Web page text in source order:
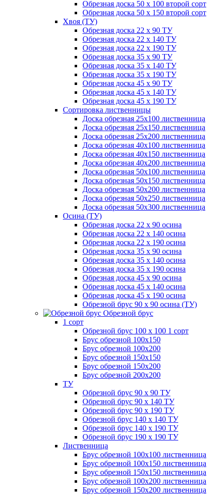
Обрезная доска 50 х 100 второй сорт
Обрезная доска 50 х 150 второй сорт
Хвоя (ТУ)
Обрезная доска 22 х 90 ТУ
Обрезная доска 22 х 140 ТУ
Обрезная доска 22 х 190 ТУ
Обрезная доска 35 х 90 ТУ
Обрезная доска 35 х 140 ТУ
Обрезная доска 35 х 190 ТУ
Обрезная доска 45 х 90 ТУ
Обрезная доска 45 х 140 ТУ
Обрезная доска 45 х 190 ТУ
Сортировка лиственницы
Доска обрезная 25х100 лиственница
Доска обрезная 25х150 лиственница
Доска обрезная 25х200 лиственница
Доска обрезная 40х100 лиственница
Доска обрезная 40х150 лиственница
Доска обрезная 40х200 лиственница
Доска обрезная 50х100 лиственница
Доска обрезная 50х150 лиственница
Доска обрезная 50х200 лиственница
Доска обрезная 50х250 лиственница
Доска обрезная 50х300 лиственница
Осина (ТУ)
Обрезная доска 22 х 90 осина
Обрезная доска 22 х 140 осина
Обрезная доска 22 х 190 осина
Обрезная доска 35 х 90 осина
Обрезная доска 35 х 140 осина
Обрезная доска 35 х 190 осина
Обрезная доска 45 х 90 осина
Обрезная доска 45 х 140 осина
Обрезная доска 45 х 190 осина
Обрезной брус 90 х 90 осина (ТУ)
Обрезной брус
1 сорт
Обрезной брус 100 х 100 1 сорт
Брус обрезной 100х150
Брус обрезной 100х200
Брус обрезной 150х150
Брус обрезной 150х200
Брус обрезной 200х200
ТУ
Обрезной брус 90 х 90 ТУ
Обрезной брус 90 х 140 ТУ
Обрезной брус 90 х 190 ТУ
Обрезной брус 140 х 140 ТУ
Обрезной брус 140 х 190 ТУ
Обрезной брус 190 х 190 ТУ
Лиственница
Брус обрезной 100х100 лиственница
Брус обрезной 100х150 лиственница
Брус обрезной 150х150 лиственница
Брус обрезной 100х200 лиственница
Брус обрезной 150х200 лиственница